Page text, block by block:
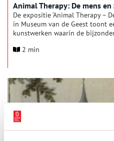
Animal Therapy: De mens
De expositie ‘Animal Therapy –
in Museum van de Geest toont
kunstwerken waarin de
Britse illustrator Louis Wain in
museum te zien.
2 min